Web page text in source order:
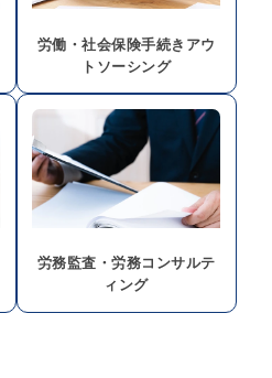
労働・社会保険手続きアウ
トソーシング
労務監査・労務コンサルテ
ィング